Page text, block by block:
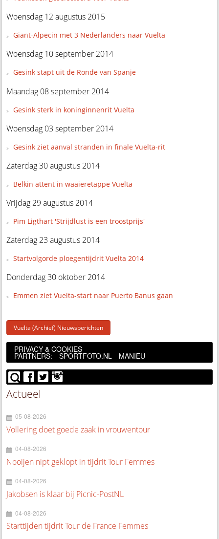
Woensdag 12 augustus 2015
Giant-Alpecin met 3 Nederlanders naar Vuelta
Woensdag 10 september 2014
Gesink stapt uit de Ronde van Spanje
Maandag 08 september 2014
Gesink sterk in koninginnenrit Vuelta
Woensdag 03 september 2014
Gesink ziet aanval stranden in finale Vuelta-rit
Zaterdag 30 augustus 2014
Belkin attent in waaieretappe Vuelta
Vrijdag 29 augustus 2014
Pim Ligthart 'Strijdlust is een troostprijs'
Zaterdag 23 augustus 2014
Startvolgorde ploegentijdrit Vuelta 2014
Donderdag 30 oktober 2014
Emmen ziet Vuelta-start naar Puerto Banus gaan
Vuelta (Archief) Nieuwsberichten
PRIVACY & COOKIES
PARTNERS: SPORTFOTO.NL MANIEU
Actueel
05-08-2026
Vollering doet goede zaak in vrouwentour
04-08-2026
Nooijen nipt geklopt in tijdrit Tour Femmes
04-08-2026
Jakobsen is klaar bij Picnic-PostNL
04-08-2026
Starttijden tijdrit Tour de France Femmes